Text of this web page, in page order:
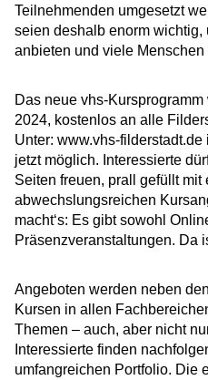
Teilnehmenden umgesetzt
seien deshalb enorm
anbieten und viele
Das neue vhs-
2024, kostenlos an alle
Unter: www.vhs-
jetzt möglich. Interessierte
Seiten freuen, prall gefüllt mit
abwechslungsreichen
macht‘s: Es gibt sowohl
Präsenzveranstaltungen. Da
Angeboten werden neben
Kursen in allen
Themen – auch, aber nicht
Interessierte finden
umfangreichen Portfolio. Die